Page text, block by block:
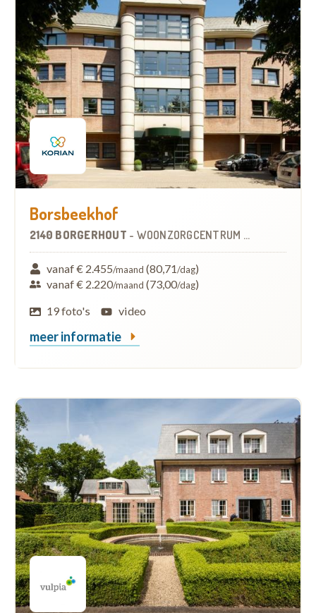
Borsbeekhof
2140 BORGERHOUT - WOONZORGCENTRUM (WZC)
vanaf € 2.455/maand (80,71/dag)
vanaf € 2.220/maand (73,00/dag)
19 foto's
video
meer informatie